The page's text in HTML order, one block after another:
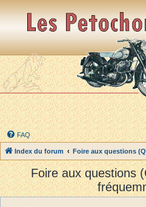
FAQ
Index du forum Foire aux questions
Foire aux questions